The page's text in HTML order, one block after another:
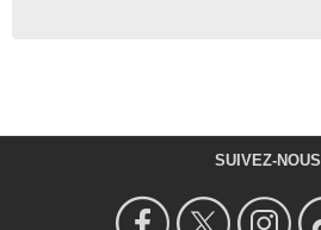
SUIVEZ-NOUS